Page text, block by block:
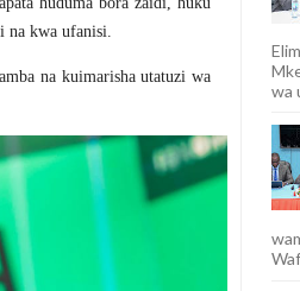
na kwa ufanisi.
na kuimarisha utatuzi wa
wa